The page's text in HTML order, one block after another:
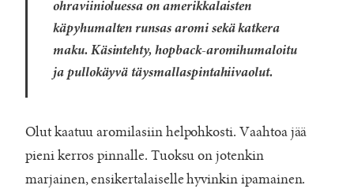
ohraviinioluessa on amerikkalaisten
käpyhumalten runsas aromi sekä katkera
maku. Käsintehty, hopback-aromihumaloitu
ja pullokäyvä täysmallaspintahiivaolut.
Olut kaatuu aromilasiin helpohkosti. Vaahtoa jää
pieni kerros pinnalle. Tuoksu on jotenkin
marjainen, ensikertalaiselle hyvinkin ipamainen.